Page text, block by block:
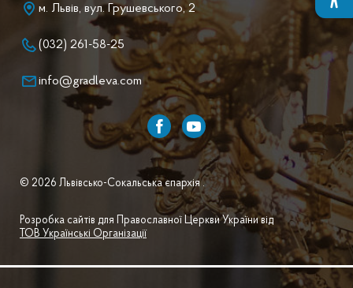
м. Львів, вул. Грушевського, 2
(032) 261-58-25
info@gradleva.com
© 2026 Львівсько-Сокальська єпархія .
Розробка сайтів для Православної Церкви України від
ТОВ Українські Організації